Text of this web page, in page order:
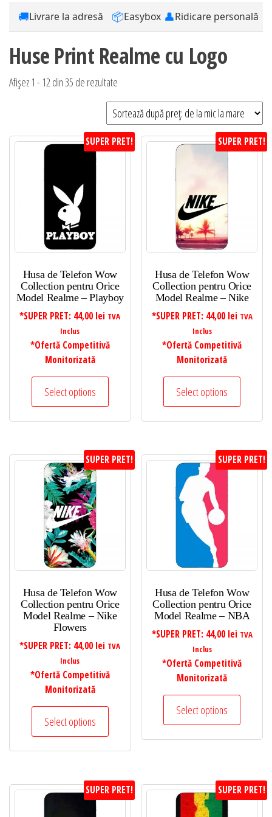
🚚Livrare la adresă 📦Easybox 👤Ridicare personală
Huse Print Realme cu Logo
Afișez 1 - 12 din 35 de rezultate
după
preț:
de
la
SUPER PRET!
Husa de Telefon Wow
Collection pentru Orice
Model Realme – Playboy
*SUPER PRET: 44,00 lei TVA
Inclus
*Ofertă Competitivă
Monitorizată
Select options
SUPER PRET!
Husa de Telefon Wow
Collection pentru Orice
Model Realme – Nike
*SUPER PRET: 44,00 lei TVA
Inclus
*Ofertă Competitivă
Monitorizată
Select options
SUPER PRET!
Husa de Telefon Wow
Collection pentru Orice
Model Realme – Nike
Flowers
*SUPER PRET: 44,00 lei TVA
Inclus
*Ofertă Competitivă
Monitorizată
Select options
SUPER PRET!
Husa de Telefon Wow
Collection pentru Orice
Model Realme – NBA
*SUPER PRET: 44,00 lei TVA
Inclus
*Ofertă Competitivă
Monitorizată
Select options
SUPER PRET! SUPER PRET!